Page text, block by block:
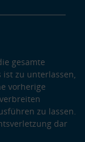
gesamte
zu unterlassen,
vorherige
zu lassen.
dar